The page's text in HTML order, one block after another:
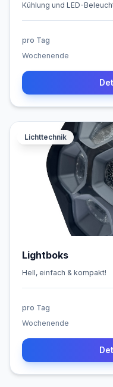
Kühlung und LED-
pro Tag
Wochenende
Lichttechnik
Lightboks
Hell, einfach & kompakt!
pro Tag
Wochenende